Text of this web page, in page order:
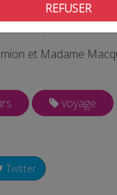
Guidé, déléguée
le prix.
et Madame
voyage
Twitter
REFUSER